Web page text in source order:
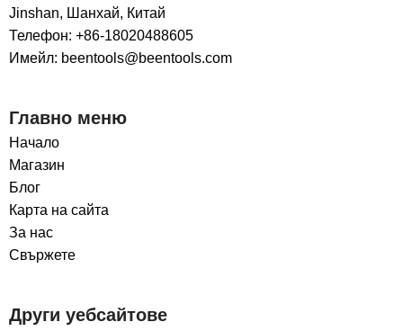
Jinshan, Шанхай, Китай
Телефон: +86-18020488605
Имейл: beentools@beentools.com
Главно меню
Начало
Магазин
Блог
Карта на сайта
За нас
Свържете
Други уебсайтове